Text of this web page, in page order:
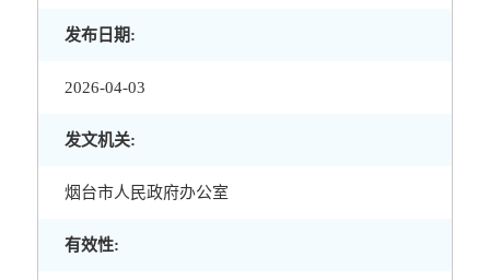
发布日期:
2026-04-03
发文机关:
烟台市人民政府办公室
有效性: